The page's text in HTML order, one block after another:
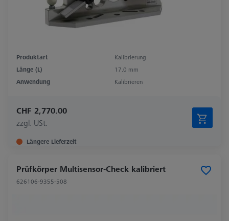
Produktart
Kalibrierung
Länge (L)
17.0 mm
Anwendung
Kalibrieren
CHF 2,770.00
zzgl. USt.
Längere Lieferzeit
Prüfkörper Multisensor-Check kalibriert
626106-9355-508